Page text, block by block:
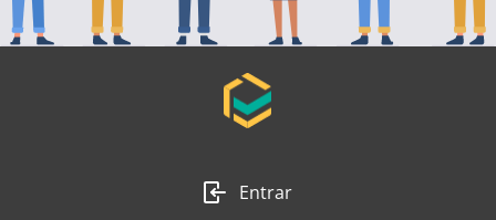
Entrar